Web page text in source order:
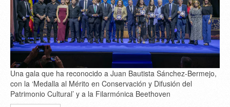
Una gala que ha reconocido a Juan Bautista Sánchez-Bermejo,
con la ‘Medalla al Mérito en Conservación y Difusión del
Patrimonio Cultural’ y a la Filarmónica Beethoven